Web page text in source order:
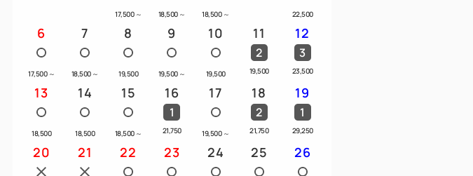
・ラウンジアクセス
・優先チェックインレーン
・お荷物のお部屋入れ
・駐車場無料 ※予約制
・朝食の優先案内
・朝食時のフレッシュジュース1杯無料
・朝食をランチに振替（ランチ休業日を除く）
・限定アメニティ（入浴剤・スキンケアセット・ヘアアイロン・バスロ
17,500 ～ 18,500 ～ 18,500 ～ 22,500
6
17,500 ～
7
18,500 ～
8
19,500
9
19,500 ～
10
19,500
11
2
19,500
12
3
23,500
13
18,500
14
18,500
15
18,500 ～
16
1
21,750
17
19,500 ～
18
2
21,750
19
1
29,250
20 21 22 23 24 25 26